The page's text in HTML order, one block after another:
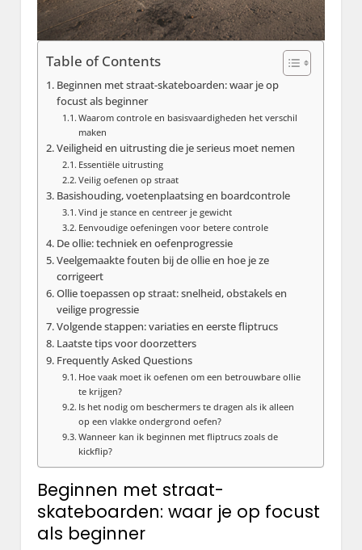
Table of Contents
Beginnen met straat-skateboarden: waar je op
focust als beginner
Waarom controle en basisvaardigheden het verschil
maken
Veiligheid en uitrusting die je serieus moet nemen
Essentiële uitrusting
Veilig oefenen op straat
Basishouding, voetenplaatsing en boardcontrole
Vind je stance en centreer je gewicht
Eenvoudige oefeningen voor betere controle
De ollie: techniek en oefenprogressie
Veelgemaakte fouten bij de ollie en hoe je ze
corrigeert
Ollie toepassen op straat: snelheid, obstakels en
veilige progressie
Volgende stappen: variaties en eerste fliptrucs
Laatste tips voor doorzetters
Frequently Asked Questions
Hoe vaak moet ik oefenen om een betrouwbare ollie
te krijgen?
Is het nodig om beschermers te dragen als ik alleen
op een vlakke ondergrond oefen?
Wanneer kan ik beginnen met fliptrucs zoals de
kickflip?
Beginnen met straat-
skateboarden: waar je op focust
als beginner